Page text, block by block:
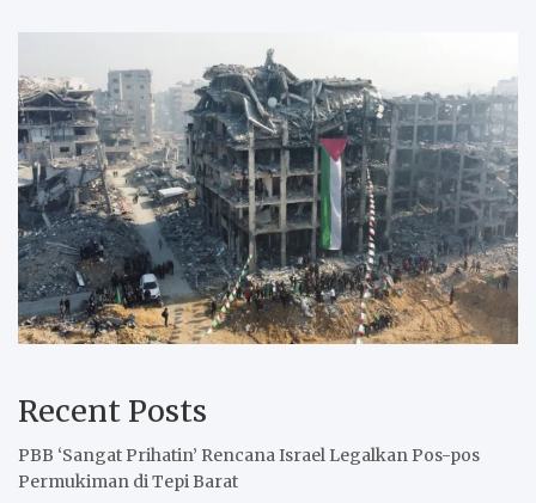
Recent Posts
PBB ‘Sangat Prihatin’ Rencana Israel Legalkan Pos-pos
Permukiman di Tepi Barat